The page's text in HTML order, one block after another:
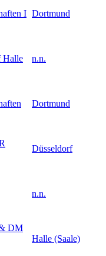
I Dortmund
Halle n.n.
Dortmund
Düsseldorf
n.n.
DM
Halle (Saale)